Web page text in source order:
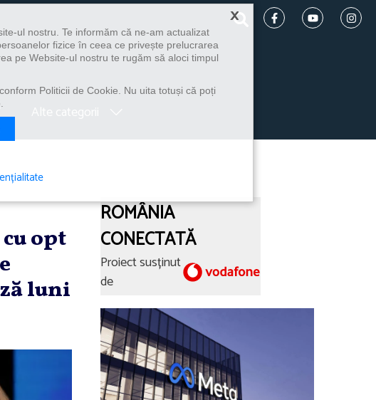
opt
luni
ROMÂNIA
CONECTATĂ
Proiect susținut
de
×
ul nostru. Te informăm că ne-am actualizat
fizice în ceea ce privește prelucrarea
pe Website-ul nostru te rugăm să aloci timpul
Politicii de Cookie. Nu uita totuși că poți